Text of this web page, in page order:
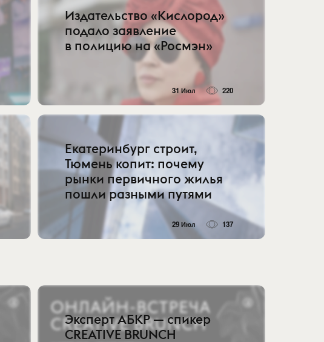
Издательство «Кислород»
подало заявление
в полицию на «Росмэн»
31 Июл 220
Екатеринбург строит,
Тюмень копит: почему
рынки первичного жилья
пошли разными путями
29 Июл 137
Эксперт АБКР — спикер
CREATIVE BRUNCH